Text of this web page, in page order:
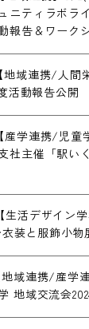
ニティラボラ
報告＆ワーク
域連携/人間
活動報告公開
産学連携/児
社主催「駅い
活デザイン学
装と服飾小物
域連携/産学
地域交流会